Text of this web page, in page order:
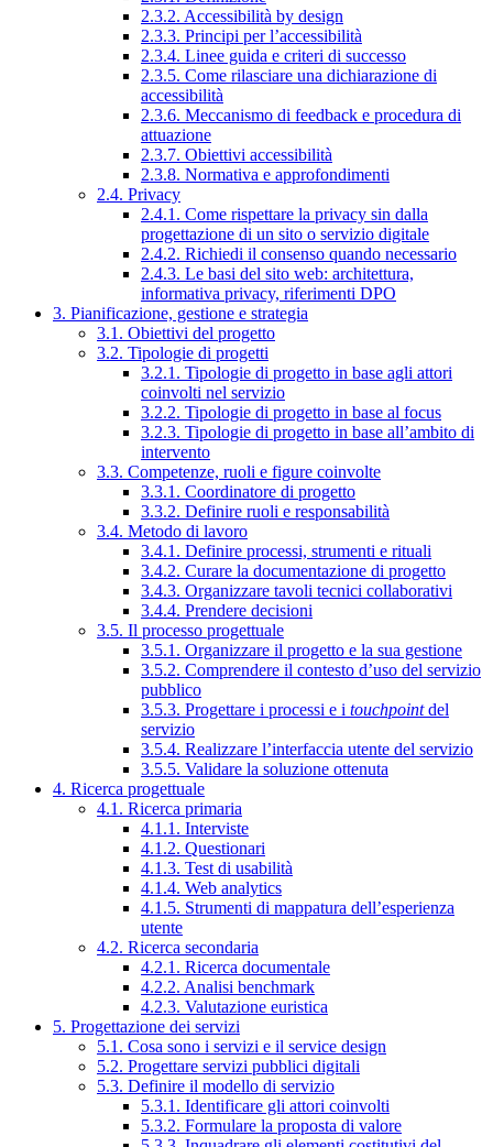
2.3.2. Accessibilità by design
2.3.3. Principi per l’accessibilità
2.3.4. Linee guida e criteri di successo
2.3.5. Come rilasciare una dichiarazione di
accessibilità
2.3.6. Meccanismo di feedback e procedura di
attuazione
2.3.7. Obiettivi accessibilità
2.3.8. Normativa e approfondimenti
2.4. Privacy
2.4.1. Come rispettare la privacy sin dalla
progettazione di un sito o servizio digitale
2.4.2. Richiedi il consenso quando necessario
2.4.3. Le basi del sito web: architettura,
informativa privacy, riferimenti DPO
3. Pianificazione, gestione e strategia
3.1. Obiettivi del progetto
3.2. Tipologie di progetti
3.2.1. Tipologie di progetto in base agli attori
coinvolti nel servizio
3.2.2. Tipologie di progetto in base al focus
3.2.3. Tipologie di progetto in base all’ambito di
intervento
3.3. Competenze, ruoli e figure coinvolte
3.3.1. Coordinatore di progetto
3.3.2. Definire ruoli e responsabilità
3.4. Metodo di lavoro
3.4.1. Definire processi, strumenti e rituali
3.4.2. Curare la documentazione di progetto
3.4.3. Organizzare tavoli tecnici collaborativi
3.4.4. Prendere decisioni
3.5. Il processo progettuale
3.5.1. Organizzare il progetto e la sua gestione
3.5.2. Comprendere il contesto d’uso del servizio
pubblico
3.5.3. Progettare i processi e i touchpointdel
servizio
3.5.4. Realizzare l’interfaccia utente del servizio
3.5.5. Validare la soluzione ottenuta
4. Ricerca progettuale
4.1. Ricerca primaria
4.1.1. Interviste
4.1.2. Questionari
4.1.3. Test di usabilità
4.1.4. Web analytics
4.1.5. Strumenti di mappatura dell’esperienza
utente
4.2. Ricerca secondaria
4.2.1. Ricerca documentale
4.2.2. Analisi benchmark
4.2.3. Valutazione euristica
5. Progettazione dei servizi
5.1. Cosa sono i servizi e il service design
5.2. Progettare servizi pubblici digitali
5.3. Definire il modello di servizio
5.3.1. Identificare gli attori coinvolti
5.3.2. Formulare la proposta di valore